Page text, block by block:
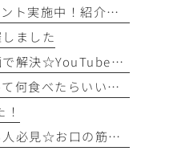
今だけ！Wプレゼント実施中！紹介キャンペーン開催♪
ました
矯正の疑問を動画で解決☆YouTubeチャンネルのご紹介！
矯正中のごはんって何食べたらいいの？を徹底解説！
歯並びが気になる人必見☆お口の筋トレを始めてみよう！